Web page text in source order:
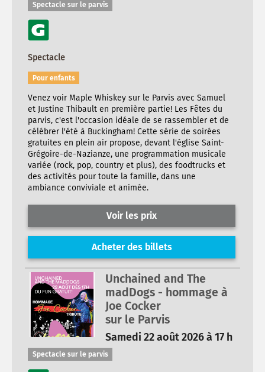
Spectacle sur le parvis
Spectacle
Pour enfants
Venez voir Maple Whiskey sur le Parvis avec Samuel
et Justine Thibault en première partie! Les Fêtes du
parvis, c'est l'occasion idéale de se rassembler et de
célébrer l'été à Buckingham! Cette série de soirées
gratuites en plein air propose, devant l'église Saint-
Grégoire-de-Nazianze, une programmation musicale
variée (rock, pop, country et plus), des foodtrucks et
des activités pour toute la famille, dans une
ambiance conviviale et animée.
Voir les prix
Acheter des billets
Unchained and The
madDogs - hommage à
Joe Cocker
sur le Parvis
Samedi 22 août 2026 à 17 h
Spectacle sur le parvis